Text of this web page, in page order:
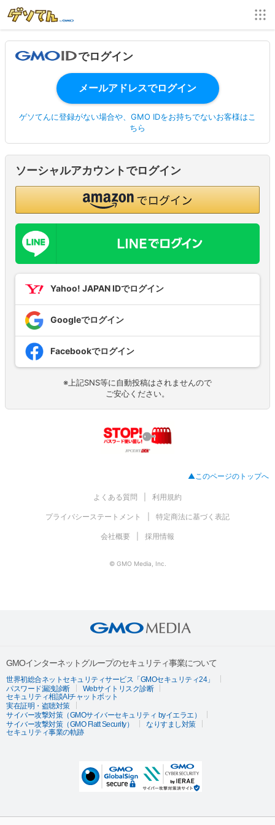
でログイン
ゲソてんに登録がない場合や、GMO IDをお持ちでないお客様はこ
ちら
ソーシャルアカウントでログイン
Yahoo! JAPAN IDでログイン
Googleでログイン
Facebookでログイン
※上記SNS等に自動投稿はされませんので
ご安心ください。
▲このページのトップへ
よくある質問 利用規約
プライバシーステートメント 特定商法に基づく表記
会社概要 採用情報
© GMO Media, Inc.
GMOインターネットグループのセキュリティ事業について
世界初総合ネットセキュリティサービス「GMOセキュリティ24」
パスワード漏洩診断
Webサイトリスク診断
セキュリティ相談AIチャットボット
実在証明・盗聴対策
サイバー攻撃対策（GMOサイバーセキュリティ byイエラエ）
サイバー攻撃対策（GMO Flatt Security）
なりすまし対策
セキュリティ事業の軌跡